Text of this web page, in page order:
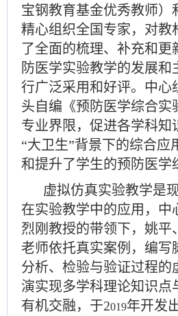
宝钢教育基金优秀教师）
精心组织全国专家，对教
了全面的梳理、补充和更
防医学实验教学的发展和
行广泛采用和好评。中心
头自编《预防医学综合实
专业界限，促进各学科知
“大卫生”背景下的综合应
和提升了学生的预防医学
虚拟仿真实验教学是
在实验教学中的应用，中
烈刚教授的带领下，姚平
老师依托真实案例，编写
分析、检验与验证过程的
演实现多学科理论知识点
有机交融，于2019年开发